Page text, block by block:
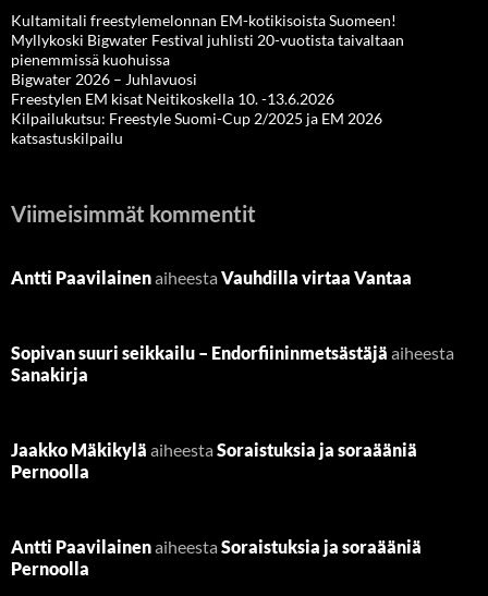
Kultamitali freestylemelonnan EM-kotikisoista Suomeen!
Myllykoski Bigwater Festival juhlisti 20-vuotista taivaltaan
pienemmissä kuohuissa
Bigwater 2026 – Juhlavuosi
Freestylen EM kisat Neitikoskella 10. -13.6.2026
Kilpailukutsu: Freestyle Suomi-Cup 2/2025 ja EM 2026
katsastuskilpailu
Viimeisimmät kommentit
Antti Paavilainenaiheesta Vauhdilla virtaa Vantaa
Sopivan suuri seikkailu – Endorfiininmetsästäjä aiheesta
Sanakirja
Jaakko Mäkikylä aiheesta Soraistuksia ja soraääniä
Pernoolla
Antti Paavilainenaiheesta Soraistuksia ja soraääniä
Pernoolla